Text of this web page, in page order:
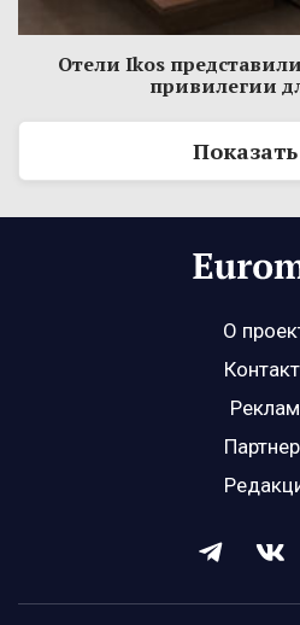
Отели Ikos
привилегии
О